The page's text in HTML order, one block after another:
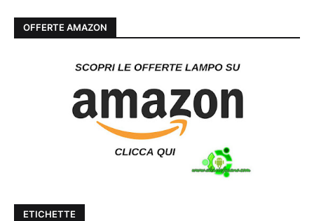
OFFERTE AMAZON
ETICHETTE